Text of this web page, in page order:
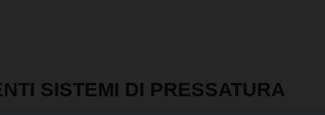
SISTEMI DI PRESSATURA